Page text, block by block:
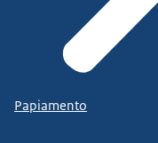
Papiamento